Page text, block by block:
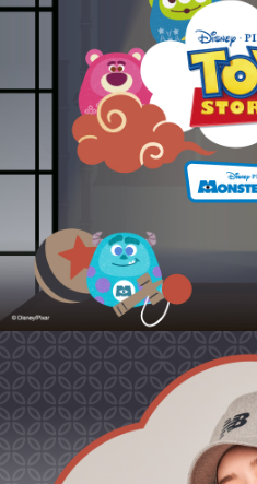
1.本服務係由「台灣大哥大股份有限公
用戶於交易時，得透過本服務購買商品
買賣價金債權讓與本公司後，依約使用
2.基於同意付款使用「大哥付你分期」
資料（包含姓名、電話或地址）提供予
由本公司與您本人進行分期帳單所需
3.完整用戶服務條款，請詳閱以下連結
ATM／網路銀行／等多元方式進行付款
※ 請注意：結帳手續完成當下不需立刻
購買商品的店家。未經商家同意取消之
後付繳納相關費用。
※ 交易是否成功請以「AFTEE先享後
是否繳費成功／繳費後需取消欲退款等
客戶支援中心」https://
【注意事項】
１．透過由恩沛科技股份有限公司提供
易，需依本服務之必要範圍內提供個人
權轉讓予恩沛科技股份有限公司。
２．關於個人資料處理事宜，請瀏覽以
https://aftee.tw/terms/#terms3
３．未成年的使用者請事先徵得法定
「AFTEE先享後付」，若未經同意申
任。
４．使用「AFTEE先享後付」時，將
時審查核予不同之上限額度；若仍有額
請求用戶進行身份認證。
５．嚴禁一人註冊多個帳號或使用他人
恩沛科技股份有限公司將有權停止該用
每筆NT$80，滿NT$1,000(含以上)
付款後萊爾富取貨
每筆NT$80，滿NT$1,000(含以上)
7-11取貨付款
每筆NT$80，滿NT$1,000(含以上)
付款後7-11取貨
每筆NT$80，滿NT$1,000(含以上)
宅配
每筆NT$80，滿NT$1,000(含以上)
外島宅配
海外宅配